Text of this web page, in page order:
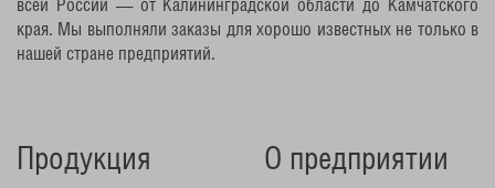
всей России — от Калининградской области до Камчатского
края. Мы выполняли заказы для хорошо известных не только в
нашей стране предприятий.
Продукция О предприятии